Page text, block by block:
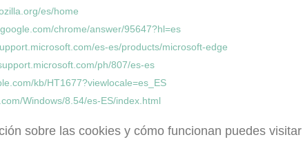
es/home
chrome/answer/95647?hl=es
es-es/products/microsoft-edge
ph/807/es-es
kb/HT1677?viewlocale=es_ES
Windows/8.54/es-ES/index.html
sobre las cookies y cómo funcionan puedes